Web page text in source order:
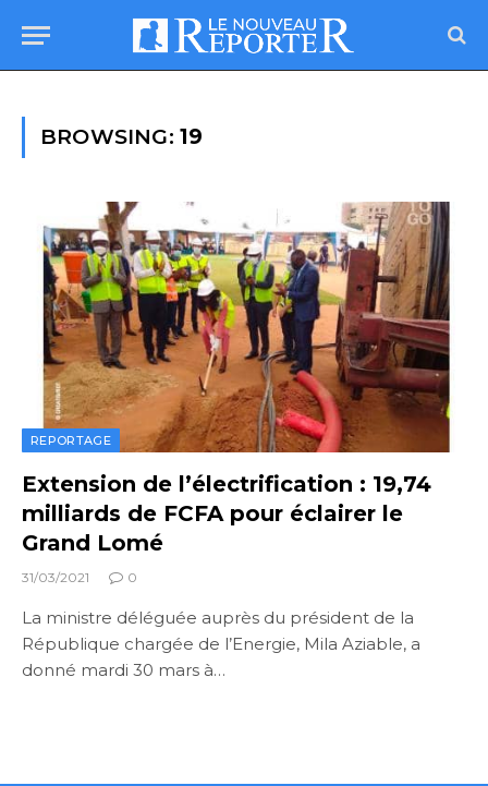
BROWSING: 19
REPORTAGE
Extension de l’électrification : 19,74
milliards de FCFA pour éclairer le
Grand Lomé
31/03/2021 0
La ministre déléguée auprès du président de la
République chargée de l’Energie, Mila Aziable, a
donné mardi 30 mars à…